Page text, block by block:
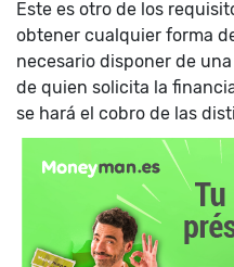
Este es otro de los
obtener cualquier forma
necesario disponer de
de quien solicita la
se hará el cobro de las